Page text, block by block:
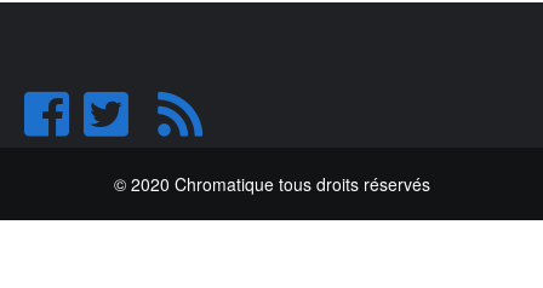
© 2020 Chromatique tous droits réservés